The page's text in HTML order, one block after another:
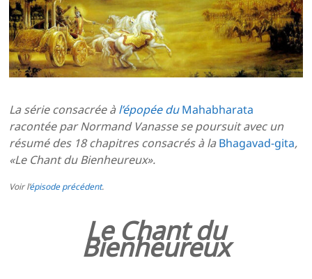
La série consacrée àl’épopée duMahabharata
racontée par Normand Vanasse se poursuit avec un
résumé des 18 chapitres consacrés à laBhagavad-gita,
«Le Chant du Bienheureux».
Voir l’épisode précédent.
Le Chant du
Bienheureux